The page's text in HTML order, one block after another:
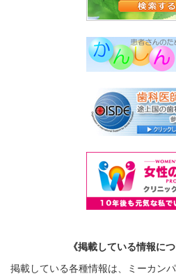
《掲載している情報に
掲載している各種情報は、ミーカン